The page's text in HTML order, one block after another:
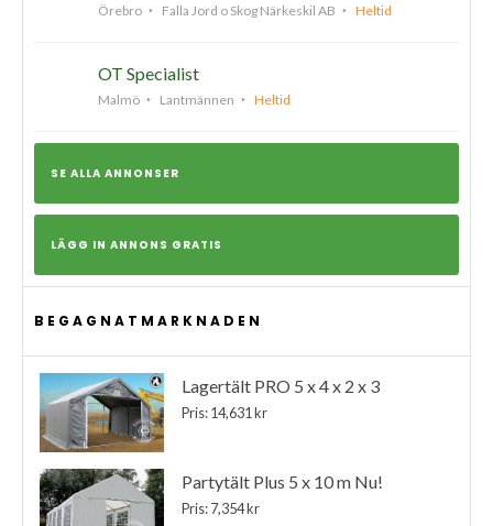
Örebro Falla Jord o Skog Närkeskil AB Heltid
OT Specialist
Malmö Lantmännen Heltid
SE ALLA ANNONSER
LÄGG IN ANNONS GRATIS
BEGAGNATMARKNADEN
Lagertält PRO 5 x 4 x 2 x 3
Pris: 14,631 kr
Partytält Plus 5 x 10 m Nu!
Pris: 7,354 kr